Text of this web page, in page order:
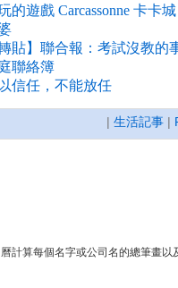
的遊戲 Carcassonne 卡卡城
轉貼】聯合報：考試沒教
聯絡簿
信任，不能放任
| 生活記事 |
計算每個名字或公司名的總筆畫